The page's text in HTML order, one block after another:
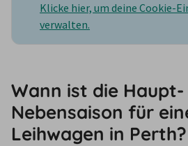
Klicke hier, um deine Cookie-
verwalten.
Wann ist die Haupt-
Nebensaison für
Leihwagen in Perth?